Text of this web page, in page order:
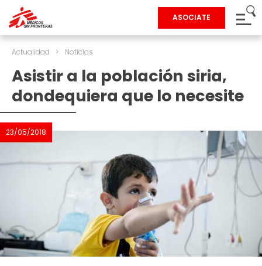
ASOCIATE
Actualidad > Noticias
Asistir a la población siria,
dondequiera que lo necesite
23/05/2018